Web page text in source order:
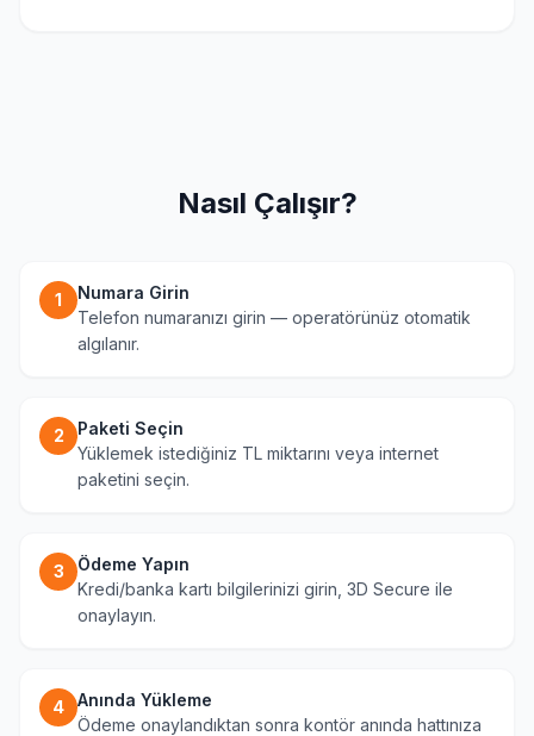
Nasıl Çalışır?
1
Numara Girin
Telefon numaranızı girin — operatörünüz otomatik
algılanır.
2
Paketi Seçin
Yüklemek istediğiniz TL miktarını veya internet
paketini seçin.
3
Ödeme Yapın
Kredi/banka kartı bilgilerinizi girin, 3D Secure ile
onaylayın.
4
Anında Yükleme
Ödeme onaylandıktan sonra kontör anında hattınıza